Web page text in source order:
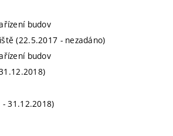
budov
(22.5.2017 - nezadáno)
budov
31.12.2018)